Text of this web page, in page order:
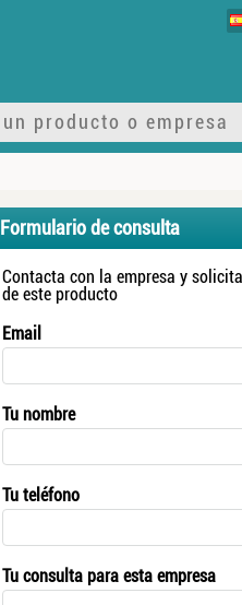
Formulario de consulta
Contacta con la empresa y
de este producto
Email
Tu nombre
Tu teléfono
Tu consulta para esta empresa